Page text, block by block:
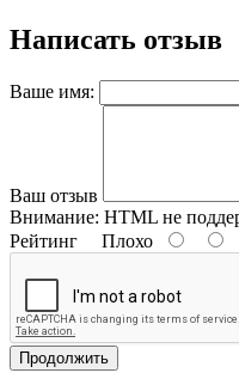
Написать отзыв
Ваше имя:
Ваш отзыв
Внимание: HTML не
Рейтинг Плохо
Продолжить